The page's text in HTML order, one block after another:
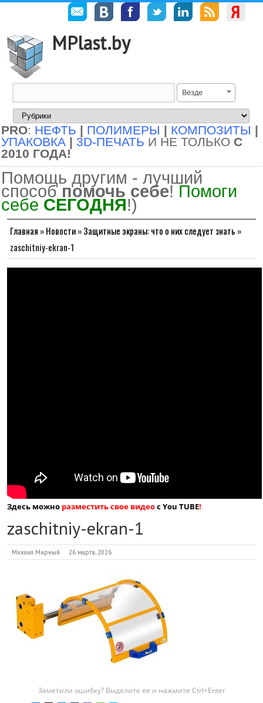
MPlast.by
Везде
PRO: НЕФТЬ | ПОЛИМЕРЫ | КОМПОЗИТЫ |
УПАКОВКА | 3D-ПЕЧАТЬ И НЕ ТОЛЬКО С
2010 ГОДА!
Помощь другим - лучший
способ помочь себе! Помоги
себе СЕГОДНЯ!)
Главная »Новости»Защитные экраны: что о них следует знать »
zaschitniy-ekran-1
Здесь можно разместить свое видеос You TUBE!
zaschitniy-ekran-1
Михаил Мирный 26 марта, 2026
Заметили ошибку? Выделите ее и нажмите Ctrl+Enter